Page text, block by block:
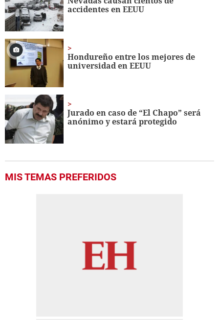
27
seconds
accidentes en EEUU
Hondureño entre los mejores de
universidad en EEUU
Jurado en caso de “El Chapo” será
anónimo y estará protegido
MIS TEMAS PREFERIDOS